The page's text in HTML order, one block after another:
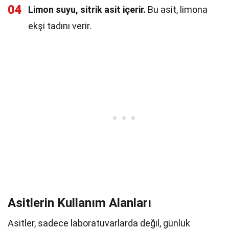
04 Limon suyu, sitrik asit içerir. Bu asit, limona
ekşi tadını verir.
Asitlerin Kullanım Alanları
Asitler, sadece laboratuvarlarda değil, günlük